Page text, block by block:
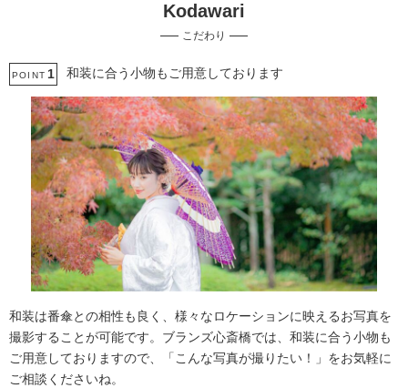
豊富なドレス
豊富な色打掛・着物
挙式フォト
家族・友人と撮影
マタニティフォト
ソロウエディング
Kodawari
こだわり
POINT 1 和装に合う小物もご用意しております
和装は番傘との相性も良く、様々なロケーションに映えるお写真を
撮影することが可能です。ブランズ心斎橋では、和装に合う小物も
ご用意しておりますので、「こんな写真が撮りたい！」をお気軽に
ご相談くださいね。